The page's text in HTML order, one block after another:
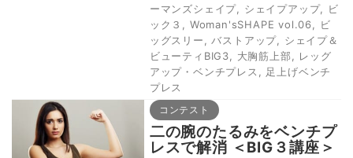
ーマンズシェイプ
シェイプアップ,
ビ
ック３
Woman'sSHAPE vol.06
ビ
ッグスリー
バストアップ
シェイプ＆
ビューティBIG3
大胸筋上部
レッグ
アップ・ベンチプレス
足上げベンチ
プレス
コンテスト
二の腕のたるみをベンチプ
レスで解消 ＜BIG３講座＞